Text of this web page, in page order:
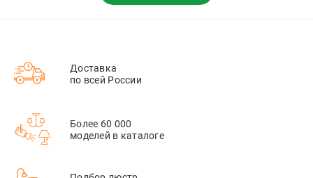
Доставка
по всей России
Более 60 000
моделей в каталоге